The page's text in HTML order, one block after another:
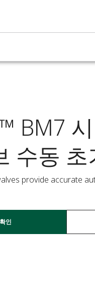
BM7
수동 초
provide accurate
인